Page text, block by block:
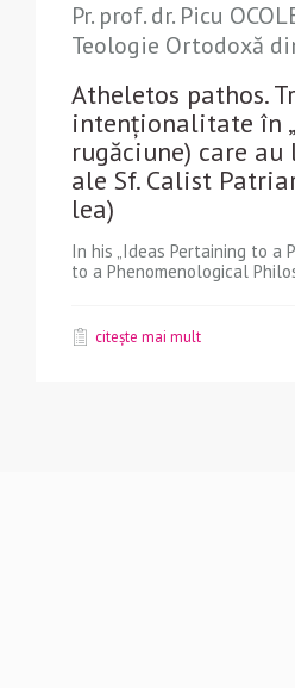
Pr. prof. dr. Picu
Teologie Ortodoxă
Atheletos pathos.
intenționalitate în
rugăciune) care au
ale Sf. Calist
lea)
In his „Ideas Pertaining to a
to a Phenomenological
citește mai mult